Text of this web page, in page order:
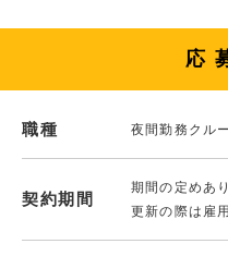
応
職種 夜間勤務クルー
契約期間
期間の定めあ
更新の際は雇